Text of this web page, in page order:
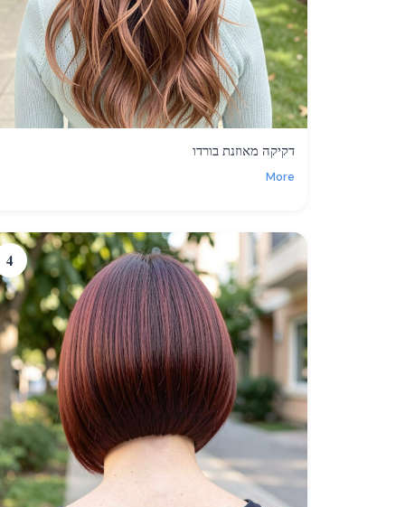
דקיקה מאוזנת בורדו
More
4